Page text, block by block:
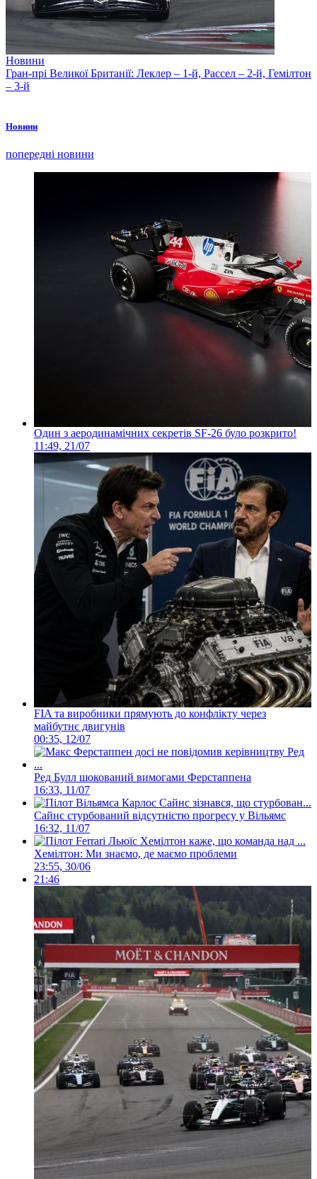
Новини
Гран-прі Великої Британії: Леклер – 1-й, Рассел – 2-й, Гемілтон
– 3-й
Новини
попередні новини
Один з аеродинамічних секретів SF-26 було розкрито!
11:49, 21/07
FIA та виробники прямують до конфлікту через
майбутнє двигунів
00:35, 12/07
Ред Булл шокований вимогами Ферстаппена
16:33, 11/07
Сайнс стурбований відсутністю прогресу у Вільямс
16:32, 11/07
Хемілтон: Ми знаємо, де маємо проблеми
23:55, 30/06
21:46